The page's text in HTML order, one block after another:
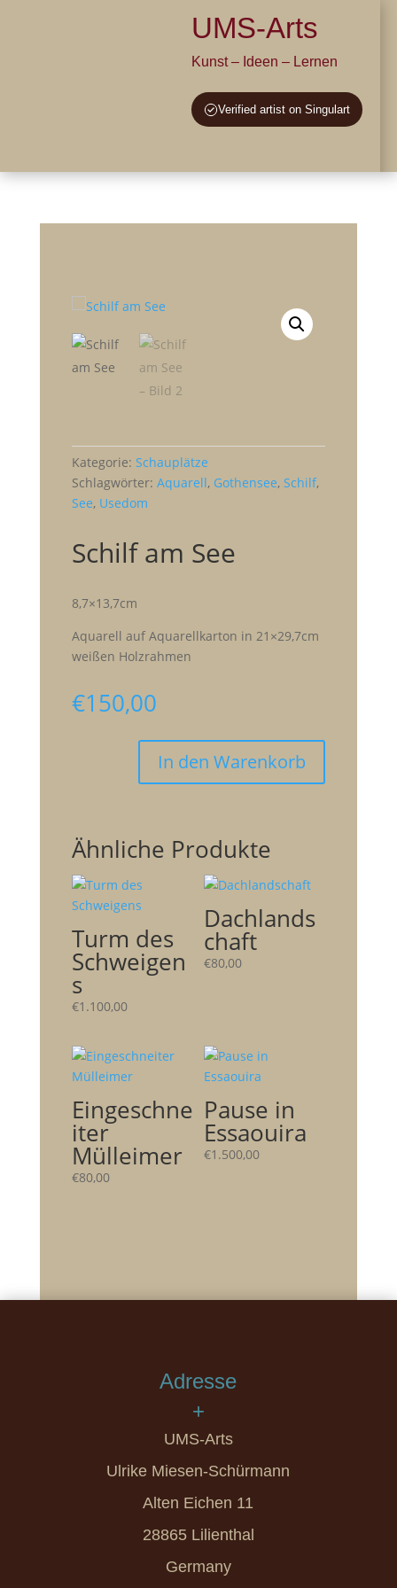
UMS-Arts
Kunst – Ideen – Lernen
Verified artist on Singulart
Kategorie: Schauplätze
Schlagwörter: Aquarell, Gothensee, Schilf,
See, Usedom
Schilf am See
8,7×13,7cm
Aquarell auf Aquarellkarton in 21×29,7cm
weißen Holzrahmen
€150,00
In den Warenkorb
Ähnliche Produkte
Turm des
Schweigen
s
€1.100,00
Dachlands
chaft
€80,00
Eingeschne
iter
Mülleimer
€80,00
Pause in
Essaouira
€1.500,00
Adresse
+
UMS-Arts
Ulrike Miesen-Schürmann
Alten Eichen 11
28865 Lilienthal
Germany